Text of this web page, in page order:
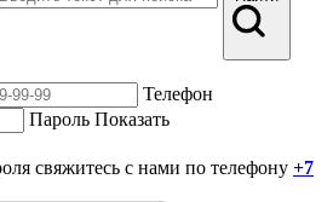
Телефон
Пароль Показать
свяжитесь с нами по телефону +7